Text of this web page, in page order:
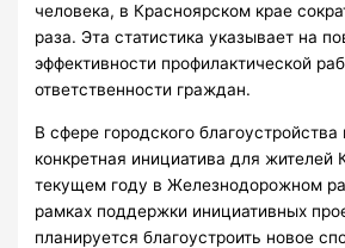
человека, в Красноярском крае
раза. Эта статистика указывает на
эффективности профилактической
ответственности граждан.
В сфере городского благоустройства
конкретная инициатива для жителей
текущем году в Железнодорожном
рамках поддержки инициативных
планируется благоустроить новое